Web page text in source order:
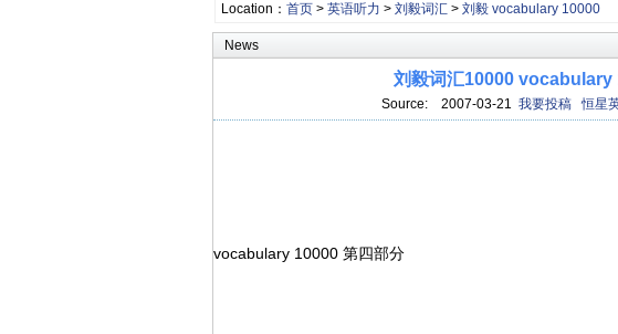
Location： 首页> 英语听力 > 刘毅词汇> 刘毅 vocabulary 10000
News
刘毅词汇10000 vocabulary
Source: 2007-03-21 我要投稿 恒星
vocabulary 10000 第四部分